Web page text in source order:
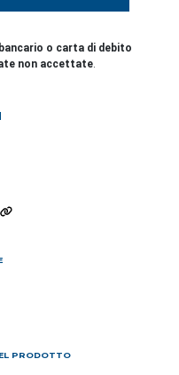
o carta di debito
non accettate.
PRODOTTO